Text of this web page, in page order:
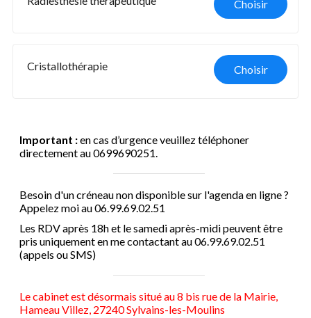
Choisir
Choisir
Cristallothérapie
Important :en cas d’urgence veuillez téléphoner
directement au 0699690251.
Besoin d'un créneau non disponible sur l'agenda en ligne ?
Appelez moi au 06.99.69.02.51
Les RDV après 18h et le samedi après-midi peuvent être
pris uniquement en me contactant au 06.99.69.02.51
(appels ou SMS)
Le cabinet est désormais situé au 8 bis rue de la Mairie,
Hameau Villez, 27240 Sylvains-les-Moulins